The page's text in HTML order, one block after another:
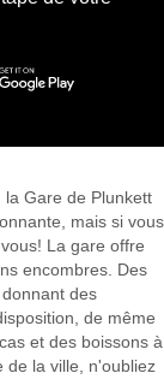
la Gare de Plunkett
mais si vous
La gare offre
encombres. Des
des
de même
et des boissons à
de la ville, n'oubliez